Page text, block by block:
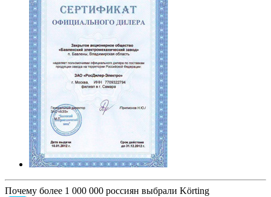
Почему более 1 000 000 россиян выбрали Körting